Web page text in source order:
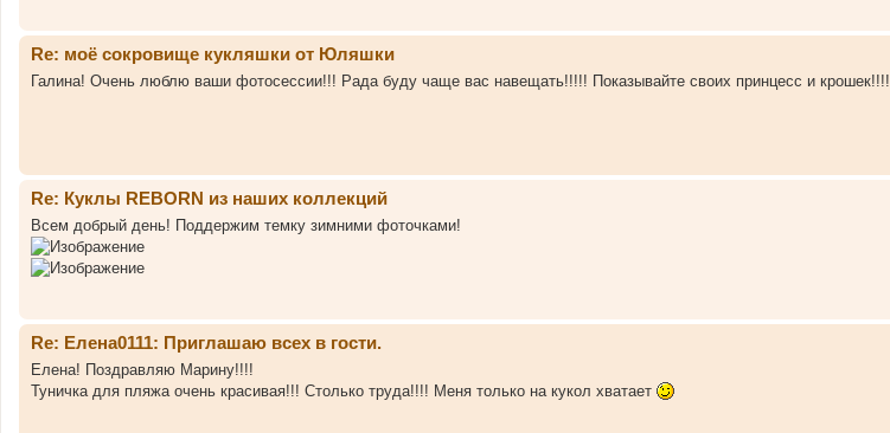
Re: моё сокровище кукляшки от Юляшки
Галина! Очень люблю ваши фотосессии!!! Рада буду чаще вас навещать!!!!! Показывайте своих принцесс и крошек!!!!
Re: Куклы REBORN из наших коллекций
Всем добрый день! Поддержим темку зимними фоточками!
Re: Елена0111: Приглашаю всех в гости.
Елена! Поздравляю Марину!!!!
Туничка для пляжа очень красивая!!! Столько труда!!!! Меня только на кукол хватает